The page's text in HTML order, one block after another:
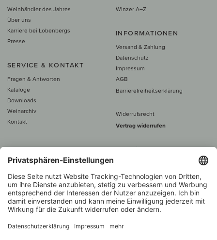
Weinhändler des Jahres
Über uns
Karriere bei Lobenbergs
Presse
SERVICE & KONTAKT
Fragen & Antworten
Kataloge
Downloads
Weinarchiv
Kontakt
Winzer A–Z
INFORMATIONEN
Versand & Zahlung
Datenschutz
Impressum
AGB
Barrierefreiheitserklärung
Widerrufsrecht
Vertrag widerrufen
Alle Preise inkl. MwSt., zzgl. 5 €
60 € versand­kosten­
Beratung unter